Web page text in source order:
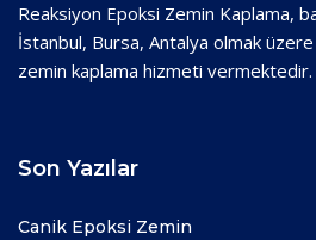
Reaksiyon Epoksi Zemin Kaplama,
İstanbul, Bursa, Antalya olmak
zemin kaplama hizmeti vermektedir.
Son Yazılar
Canik Epoksi Zemin